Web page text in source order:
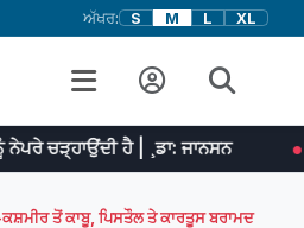
ਅੱਖਰ: S M L XL
ਹੈ | ¸ਡਾ: ਜਾਨਸਨ ਪ੍ਰਤਿਭਾ
ਤੋਂ ਕਾਬੂ, ਪਿਸਤੌਲ ਤੇ ਕਾਰਤੂਸ ਬਰਾਮਦ